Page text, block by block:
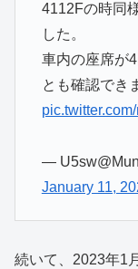
4112Fの時同
した。
車内の座席が
とも確認でき
—
January 11,
続いて、2023年1